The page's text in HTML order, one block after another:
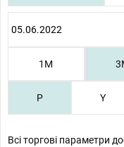
1М
P Y
Всі торгові параметри